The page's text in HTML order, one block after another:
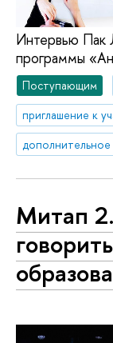
Интервью Пак
программы
Поступающим
приглашение к
Митап